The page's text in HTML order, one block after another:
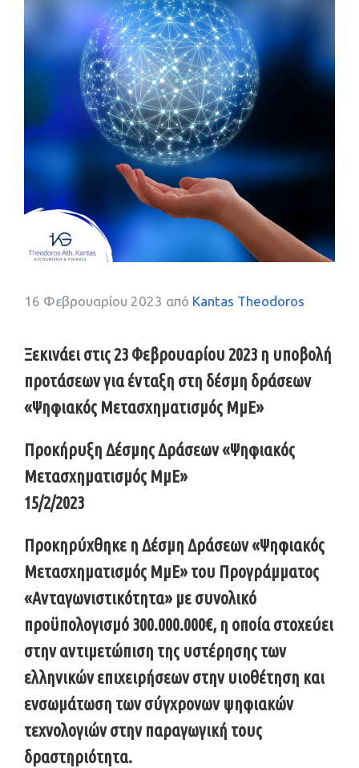
16 Φεβρουαρίου 2023 από Kantas Theodoros
Ξεκινάει στις 23 Φεβρουαρίου 2023 η υποβολή
προτάσεων για ένταξη στη δέσμη δράσεων
«Ψηφιακός Μετασχηματισμός ΜμΕ»
Προκήρυξη Δέσμης Δράσεων «Ψηφιακός
Μετασχηματισμός ΜμΕ»
15/2/2023
Προκηρύχθηκε η Δέσμη Δράσεων «Ψηφιακός
Μετασχηματισμός ΜμΕ» του Προγράμματος
«Ανταγωνιστικότητα» με συνολικό
προϋπολογισμό 300.000.000€, η οποία στοχεύει
στην αντιμετώπιση της υστέρησης των
ελληνικών επιχειρήσεων στην υιοθέτηση και
ενσωμάτωση των σύγχρονων ψηφιακών
τεχνολογιών στην παραγωγική τους
δραστηριότητα.